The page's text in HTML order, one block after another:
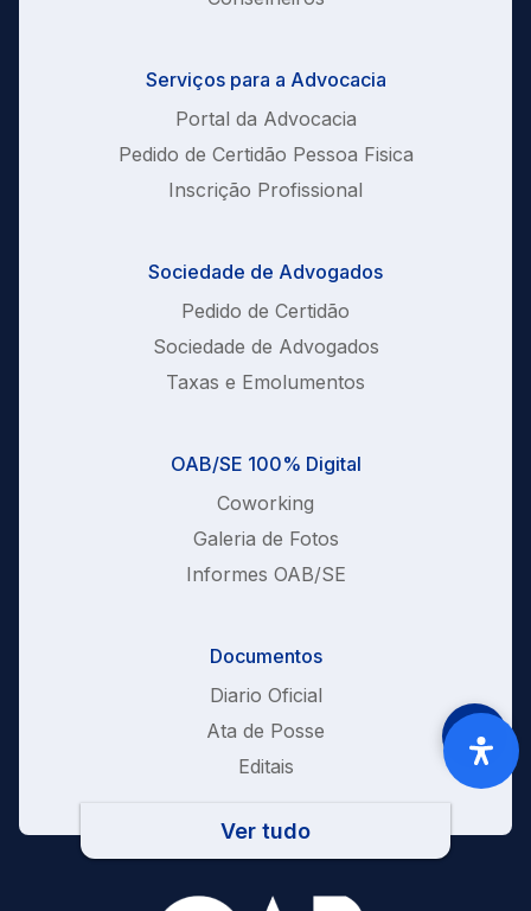
Serviços para a Advocacia
Portal da Advocacia
Pedido de Certidão Pessoa Fisica
Inscrição Profissional
Sociedade de Advogados
Pedido de Certidão
Sociedade de Advogados
Taxas e Emolumentos
OAB/SE 100% Digital
Coworking
Galeria de Fotos
Informes OAB/SE
Documentos
Diario Oficial
Ata de Posse
Editais
Ver tudo